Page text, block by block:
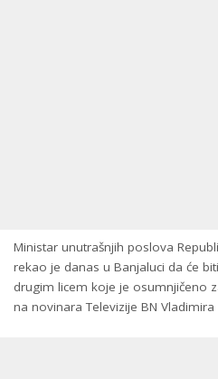
Ministar unutrašnjih poslova
rekao je danas u Banjaluci da će
drugim licem koje je osumnjičeno
na novinara Televizije BN Vladimira